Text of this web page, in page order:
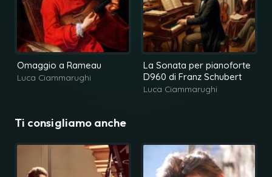
Omaggio a Rameau
Luca Ciammarughi
La Sonata per pianoforte
D960 di Franz Schubert
Luca Ciammarughi
Ti consigliamo anche